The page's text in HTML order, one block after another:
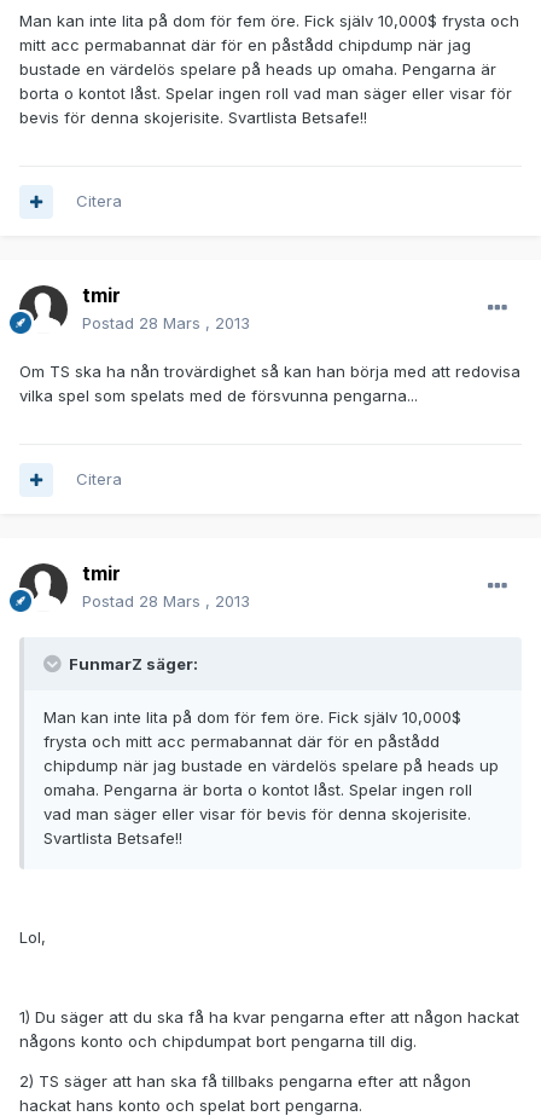
Man kan inte lita på dom för fem öre. Fick själv 10,000$ frysta och
mitt acc permabannat där för en påstådd chipdump när jag
bustade en värdelös spelare på heads up omaha. Pengarna är
borta o kontot låst. Spelar ingen roll vad man säger eller visar för
bevis för denna skojerisite. Svartlista Betsafe!!
Citera
tmir
Postad 28 Mars , 2013
Om TS ska ha nån trovärdighet så kan han börja med att redovisa
vilka spel som spelats med de försvunna pengarna...
Citera
tmir
Postad 28 Mars , 2013
FunmarZ säger:
Man kan inte lita på dom för fem öre. Fick själv 10,000$
frysta och mitt acc permabannat där för en påstådd
chipdump när jag bustade en värdelös spelare på heads up
omaha. Pengarna är borta o kontot låst. Spelar ingen roll
vad man säger eller visar för bevis för denna skojerisite.
Svartlista Betsafe!!
Lol,
1) Du säger att du ska få ha kvar pengarna efter att någon hackat
någons konto och chipdumpat bort pengarna till dig.
2) TS säger att han ska få tillbaks pengarna efter att någon
hackat hans konto och spelat bort pengarna.